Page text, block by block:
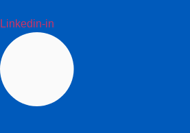
Linkedin-in